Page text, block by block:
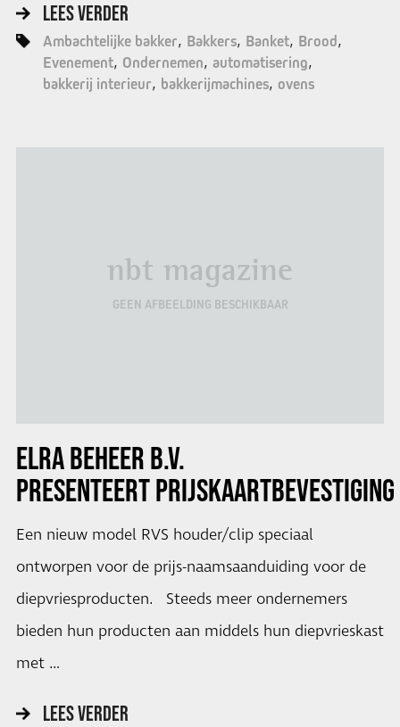
LEES VERDER
Ambachtelijke bakker Bakkers Banket Brood
Evenement Ondernemen automatisering
bakkerij interieur bakkerijmachines ovens
nbt magazine
GEEN AFBEELDING BESCHIKBAAR
ELRA BEHEER B.V.
PRESENTEERTPRIJSKAARTBEVESTIGING
Een nieuw model RVS houder/clip speciaal
ontworpen voor de prijs-naamsaanduiding voor de
diepvriesproducten. Steeds meer ondernemers
bieden hun producten aan middels hun diepvrieskast
met …
LEES VERDER